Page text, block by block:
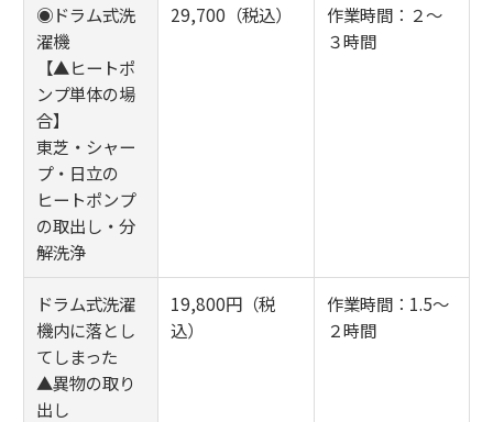
◉ドラム式洗
濯機
【▲ヒートポ
ンプ単体の場
合】
東芝・シャー
プ・日立の
ヒートポンプ
の取出し・分
解洗浄
29,700（税込）
作業時間：２～
３時間
ドラム式洗濯
機内に落とし
てしまった
▲異物の取り
出し
19,800円（税
込）
作業時間：1.5～
２時間